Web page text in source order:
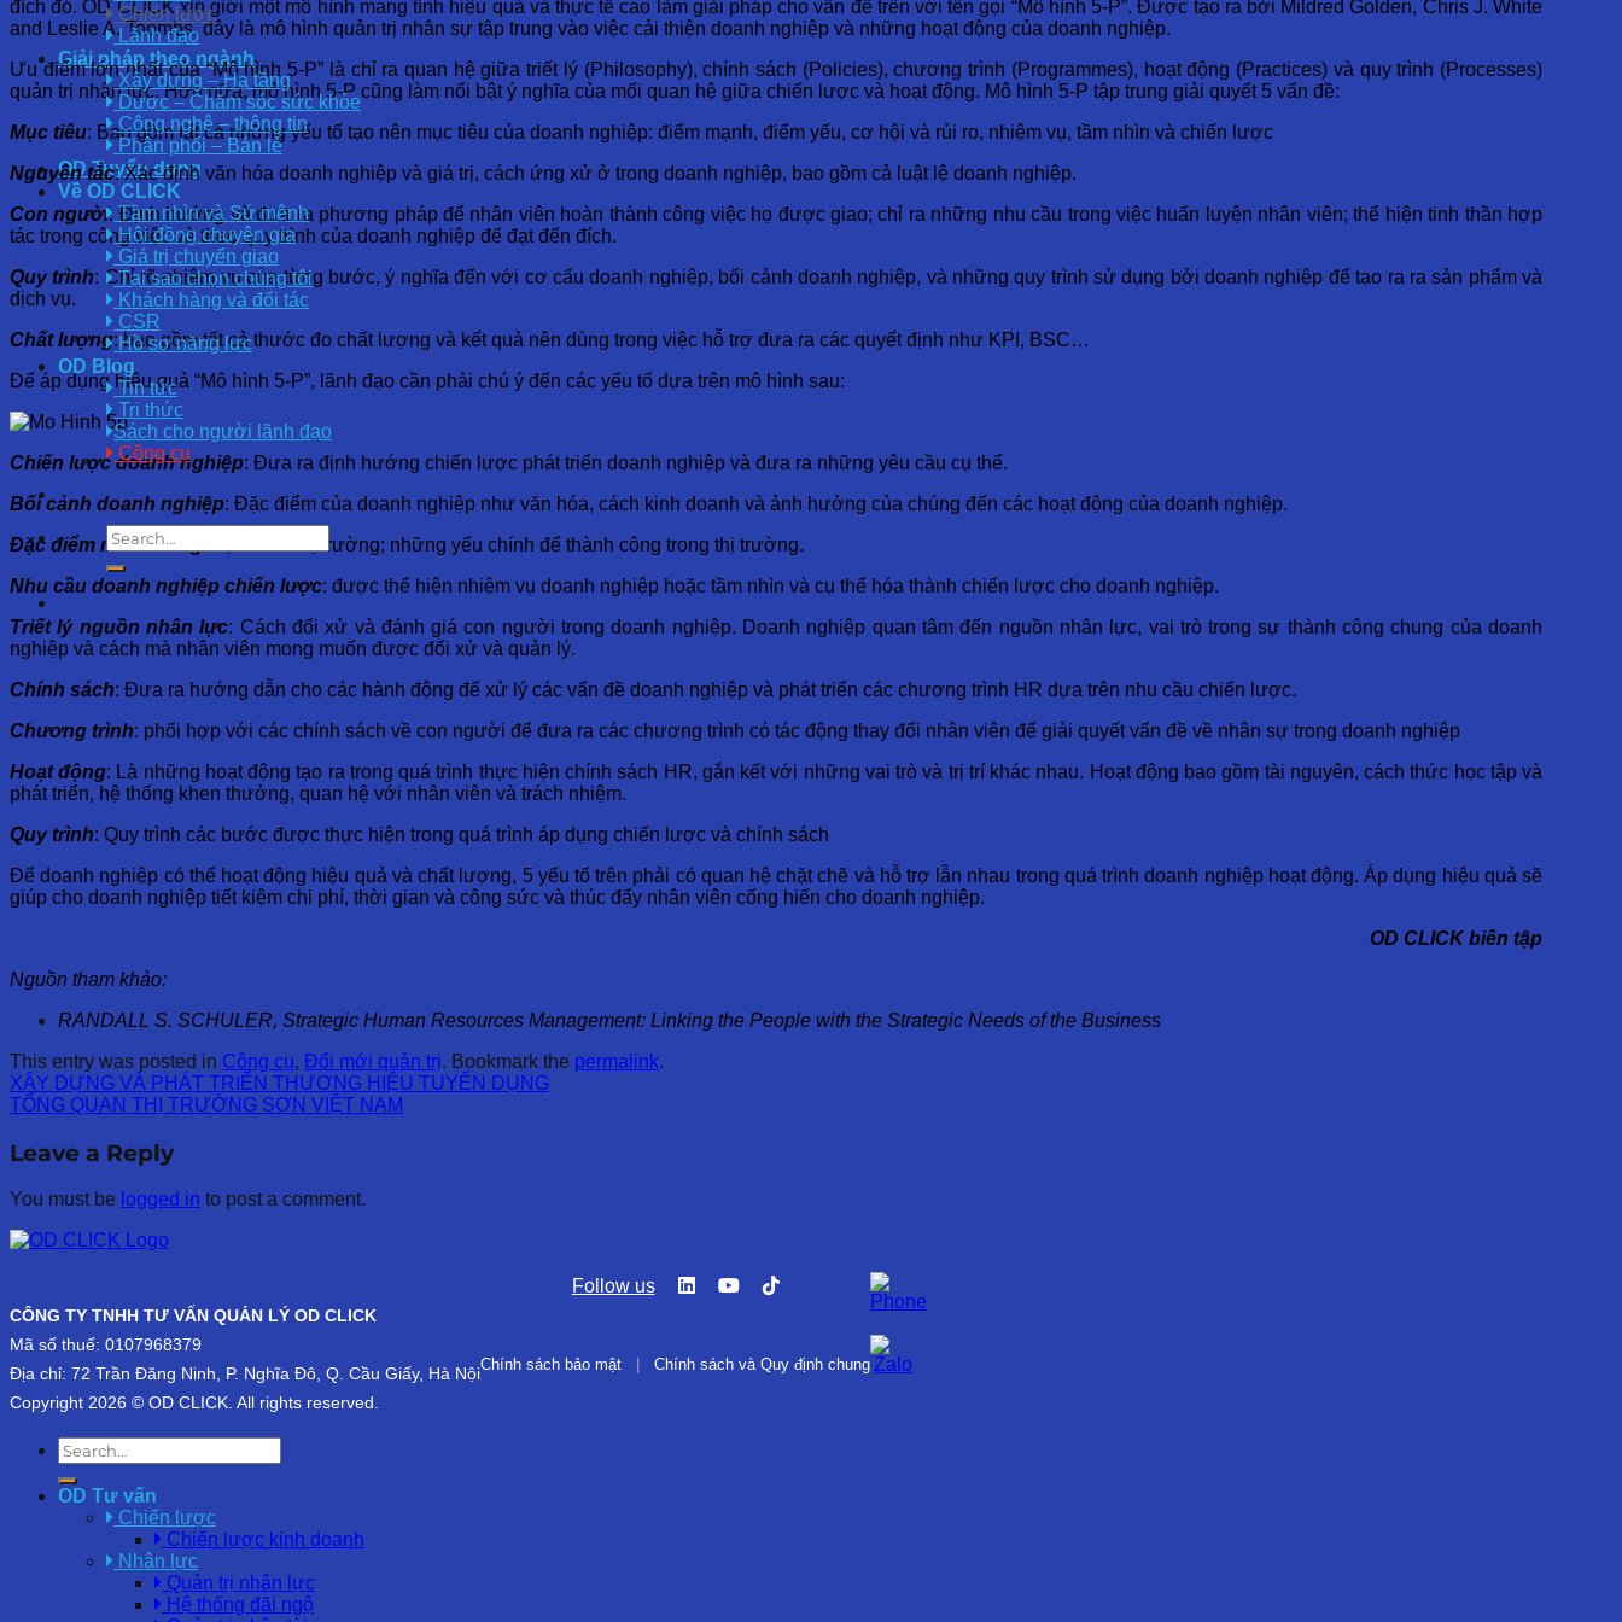
Chiến lược
Lãnh đạo
Giải pháp theo ngành
Xây dựng – Hạ tầng
Dược – Chăm sóc sức khỏe
Công nghệ – thông tin
Phân phối – Bán lẻ
OD Tuyển dụng
Về OD CLICK
Tầm nhìn và Sứ mệnh
Hội đồng chuyên gia
Giá trị chuyển giao
Tại sao chọn chúng tôi
Khách hàng và đối tác
CSR
Hồ sơ năng lực
OD Blog
Tin tức
Tri thức
Sách cho người lãnh đạo
Công cụ
đích đó. OD CLICK xin giới một mô hình mang tính hiệu quả và thực tế cao làm giải pháp cho vấn đề trên với tên gọi “Mô hình 5-P”. Được tạo ra bởi Mildred Golden, Chris J. White
and Leslie A. Toombs, đây là mô hình quản trị nhân sự tập trung vào việc cải thiện doanh nghiệp và những hoạt động của doanh nghiệp.
Ưu điểm lớn nhất của “Mô hình 5-P” là chỉ ra quan hệ giữa triết lý (Philosophy), chính sách (Policies), chương trình (Programmes), hoạt động (Practices) và quy trình (Processes)
quản trị nhân lực. Hơn nữa, mô hình 5-P cũng làm nổi bật ý nghĩa của mối quan hệ giữa chiến lược và hoạt động. Mô hình 5-P tập trung giải quyết 5 vấn đề:
Mục tiêu: Bao gồm tất cả những yếu tố tạo nên mục tiêu của doanh nghiệp: điểm mạnh, điểm yếu, cơ hội và rủi ro, nhiệm vụ, tầm nhìn và chiến lược
Nguyên tắc: Xác định văn hóa doanh nghiệp và giá trị, cách ứng xử ở trong doanh nghiệp, bao gồm cả luật lệ doanh nghiệp.
Con người: Định hướng và đưa ra phương pháp để nhân viên hoàn thành công việc họ được giao; chỉ ra những nhu cầu trong việc huấn luyện nhân viên; thể hiện tinh thần hợp
tác trong công việc và theo quy trình của doanh nghiệp để đạt đến đích.
Quy trình: Chỉ rõ nhiệm vụ của từng bước, ý nghĩa đến với cơ cấu doanh nghiệp, bối cảnh doanh nghiệp, và những quy trình sử dụng bởi doanh nghiệp để tạo ra ra sản phẩm và
dịch vụ.
Chất lượng: bao gồm tất cả thước đo chất lượng và kết quả nên dùng trong việc hỗ trợ đưa ra các quyết định như KPI, BSC…
Để áp dụng hiệu quả “Mô hình 5-P”, lãnh đạo cần phải chú ý đến các yếu tố dựa trên mô hình sau:
Chiến lược doanh nghiệp: Đưa ra định hướng chiến lược phát triển doanh nghiệp và đưa ra những yêu cầu cụ thể.
Bối cảnh doanh nghiệp: Đặc điểm của doanh nghiệp như văn hóa, cách kinh doanh và ảnh hưởng của chúng đến các hoạt động của doanh nghiệp.
Đặc điểm môi trường
: đặc điểm thị trường; những yếu chính để thành công trong thị trường.
Nhu cầu doanh nghiệp chiến lược: được thể hiện nhiệm vụ doanh nghiệp hoặc tầm nhìn và cụ thể hóa thành chiến lược cho doanh nghiệp.
Triết lý nguồn nhân lực: Cách đối xử và đánh giá con người trong doanh nghiệp. Doanh nghiệp quan tâm đến nguồn nhân lực, vai trò trong sự thành công chung của doanh
nghiệp và cách mà nhân viên mong muốn được đối xử và quản lý.
Chính sách: Đưa ra hướng dẫn cho các hành động để xử lý các vấn đề doanh nghiệp và phát triển các chương trình HR dựa trên nhu cầu chiến lược.
Chương trình: phối hợp với các chính sách về con người để đưa ra các chương trình có tác động thay đổi nhân viên để giải quyết vấn đề về nhân sự trong doanh nghiệp
Hoạt động: Là những hoạt động tạo ra trong quá trình thực hiện chính sách HR, gắn kết với những vai trò và trị trí khác nhau. Hoạt động bao gồm tài nguyên, cách thức học tập và
phát triển, hệ thống khen thưởng, quan hệ với nhân viên và trách nhiệm.
Quy trình: Quy trình các bước được thực hiện trong quá trình áp dụng chiến lược và chính sách
Để doanh nghiệp có thể hoạt động hiệu quả và chất lượng, 5 yếu tố trên phải có quan hệ chặt chẽ và hỗ trợ lẫn nhau trong quá trình doanh nghiệp hoạt động. Áp dụng hiệu quả sẽ
giúp cho doanh nghiệp tiết kiệm chi phí, thời gian và công sức và thúc đẩy nhân viên cống hiến cho doanh nghiệp.
OD CLICK biên tập
Nguồn tham khảo:
RANDALL S. SCHULER, Strategic Human Resources Management: Linking the People with the Strategic Needs of the Business
This entry was posted in Công cụ, Đổi mới quản trị. Bookmark the permalink.
XÂY DỰNG VÀ PHÁT TRIỂN THƯƠNG HIỆU TUYỂN DỤNG
TỔNG QUAN THỊ TRƯỜNG SƠN VIỆT NAM
Leave a Reply
You must be logged in to post a comment.
CÔNG TY TNHH TƯ VẤN QUẢN LÝ OD CLICK
Mã số thuế: 0107968379
Địa chỉ: 72 Trần Đăng Ninh, P. Nghĩa Đô, Q. Cầu Giấy, Hà Nội
Copyright 2026 © OD CLICK. All rights reserved.
Follow us
Chính sách bảo mật Chính sách và Quy định chung
OD Tư vấn
Chiến lược
Chiến lược kinh doanh
Nhân lực
Quản trị nhân lực
Hệ thống đãi ngộ